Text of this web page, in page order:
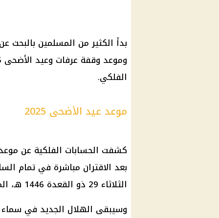
بدأ الكثير من المسلمين بالبحث
الفلكي.
موعد عيد الأضحى 2025
كشفت الحسابات الفلكية عن
الثلاثاء 29 ذو القعدة 1446 هـ، الموافق 27/05/2025 م (يوم الرؤية).